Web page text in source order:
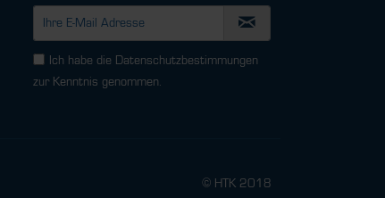
Ich habe die Datenschutzbestimmungen
zur Kenntnis genommen.
© HTK 2018